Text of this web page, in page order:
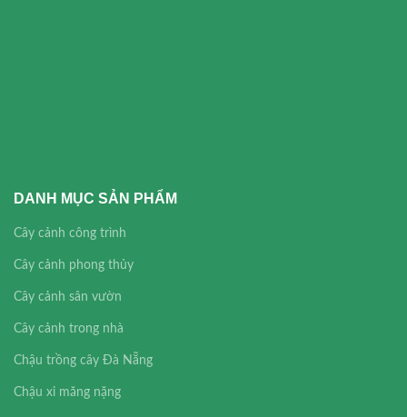
DANH MỤC SẢN PHẨM
Cây cảnh công trình
Cây cảnh phong thủy
Cây cảnh sân vườn
Cây cảnh trong nhà
Chậu trồng cây Đà Nẵng
Chậu xi măng nặng